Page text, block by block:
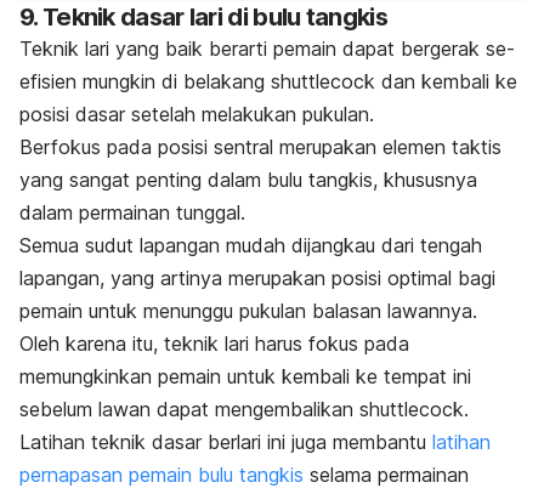
9. Teknik dasar lari di bulu tangkis
Teknik lari yang baik berarti pemain dapat bergerak se-
efisien mungkin di belakang shuttlecock dan kembali ke
posisi dasar setelah melakukan pukulan.
Berfokus pada posisi sentral merupakan elemen taktis
yang sangat penting dalam bulu tangkis, khususnya
dalam permainan tunggal.
Semua sudut lapangan mudah dijangkau dari tengah
lapangan, yang artinya merupakan posisi optimal bagi
pemain untuk menunggu pukulan balasan lawannya.
Oleh karena itu, teknik lari harus fokus pada
memungkinkan pemain untuk kembali ke tempat ini
sebelum lawan dapat mengembalikan shuttlecock.
Latihan teknik dasar berlari ini juga membantu latihan
pernapasan pemain bulu tangkis selama permainan